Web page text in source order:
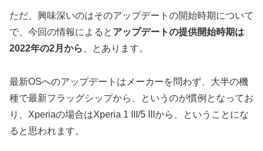
ただ、興味深いのはそのアップデートの開始時期について
で、今回の情報によると アップデートの提供開始時期は
2022年の2月から 、とあります。
最新OSへのアップデートはメーカーを問わず、大半の機
種で最新フラッグシップから、というのが慣例となってお
り、Xperiaの場合はXperia 1 III/5 IIIから、ということにな
ると思われます。